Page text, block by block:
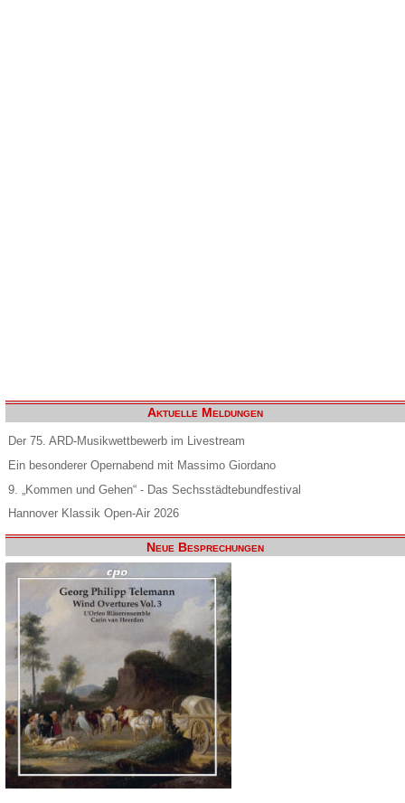
Aktuelle Meldungen
Der 75. ARD-Musikwettbewerb im Livestream
Ein besonderer Opernabend mit Massimo Giordano
9. „Kommen und Gehen“ - Das Sechsstädtebundfestival
Hannover Klassik Open-Air 2026
Neue Besprechungen